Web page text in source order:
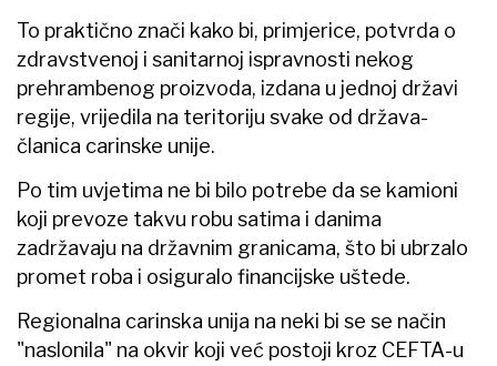
To praktično znači kako bi, primjerice, potvrda o
zdravstvenoj i sanitarnoj ispravnosti nekog
prehrambenog proizvoda, izdana u jednoj državi
regije, vrijedila na teritoriju svake od država-
članica carinske unije.
Po tim uvjetima ne bi bilo potrebe da se kamioni
koji prevoze takvu robu satima i danima
zadržavaju na državnim granicama, što bi ubrzalo
promet roba i osiguralo financijske uštede.
Regionalna carinska unija na neki bi se se način
"naslonila" na okvir koji već postoji kroz CEFTA-u